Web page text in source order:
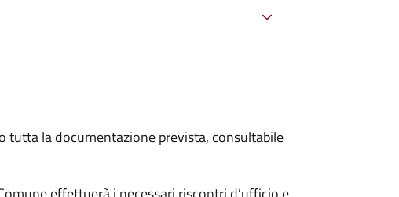
tutta la documentazione prevista, consultabile